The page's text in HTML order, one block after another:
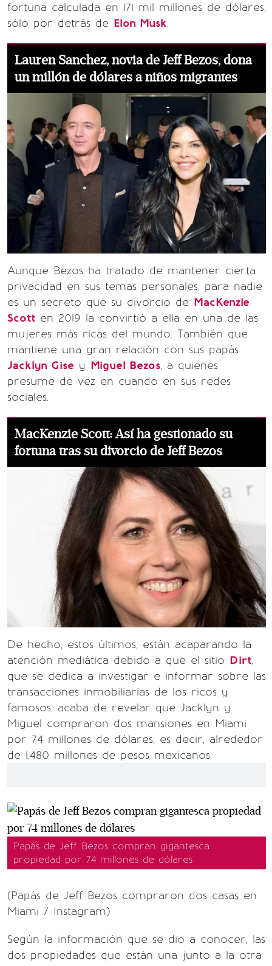
fortuna calculada en 171 mil millones de dólares,
sólo por detrás de Elon Musk.
Lauren Sanchez, novia de Jeff Bezos, dona
un millón de dólares a niños migrantes
Aunque Bezos ha tratado de mantener cierta
privacidad en sus temas personales, para nadie
es un secreto que su divorcio de MacKenzie
Scott en 2019 la convirtió a ella en una de las
mujeres más ricas del mundo. También que
mantiene una gran relación con sus papás
Jacklyn Gise y Miguel Bezos, a quienes
presume de vez en cuando en sus redes
sociales.
MacKenzie Scott: Así ha gestionado su
fortuna tras su divorcio de Jeff Bezos
De hecho, estos últimos, están acaparando la
atención mediática debido a que el sitio Dirt,
que se dedica a investigar e informar sobre las
transacciones inmobiliarias de los ricos y
famosos, acaba de revelar que Jacklyn y
Miguel compraron dos mansiones en Miami
por 74 millones de dólares, es decir, alrededor
de 1,480 millones de pesos mexicanos.
Papás de Jeff Bezos compran gigantesca
propiedad por 74 millones de dólares
(Papás de Jeff Bezos compraron dos casas en
Miami / Instagram)
Según la información que se dio a conocer, las
dos propiedades que están una junto a la otra